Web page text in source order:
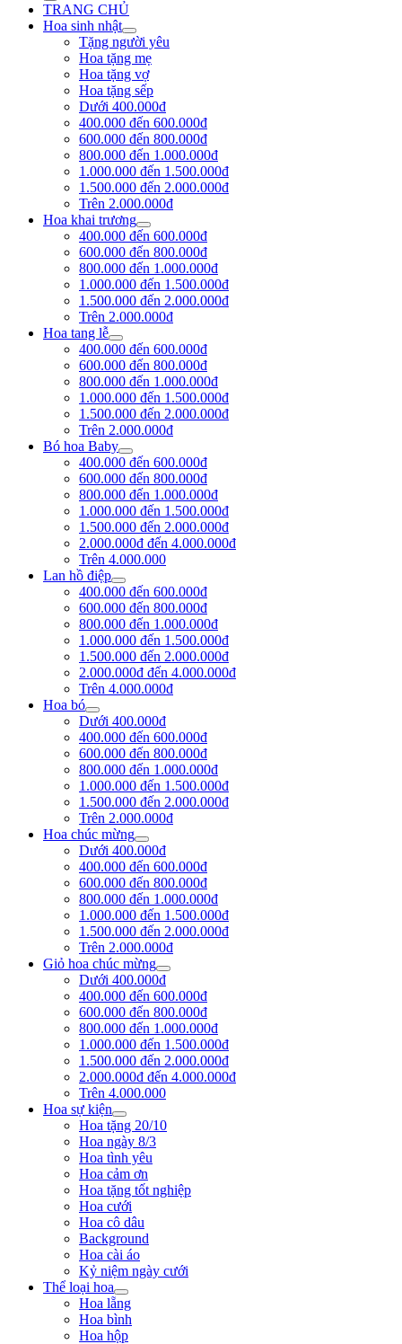
TRANG CHỦ
Hoa sinh nhật
Tặng người yêu
Hoa tặng mẹ
Hoa tặng vợ
Hoa tặng sếp
Dưới 400.000đ
400.000 đến 600.000đ
600.000 đến 800.000đ
800.000 đến 1.000.000đ
1.000.000 đến 1.500.000đ
1.500.000 đến 2.000.000đ
Trên 2.000.000đ
Hoa khai trương
400.000 đến 600.000đ
600.000 đến 800.000đ
800.000 đến 1.000.000đ
1.000.000 đến 1.500.000đ
1.500.000 đến 2.000.000đ
Trên 2.000.000đ
Hoa tang lễ
400.000 đến 600.000đ
600.000 đến 800.000đ
800.000 đến 1.000.000đ
1.000.000 đến 1.500.000đ
1.500.000 đến 2.000.000đ
Trên 2.000.000đ
Bó hoa Baby
400.000 đến 600.000đ
600.000 đến 800.000đ
800.000 đến 1.000.000đ
1.000.000 đến 1.500.000đ
1.500.000 đến 2.000.000đ
2.000.000đ đến 4.000.000đ
Trên 4.000.000
Lan hồ điệp
400.000 đến 600.000đ
600.000 đến 800.000đ
800.000 đến 1.000.000đ
1.000.000 đến 1.500.000đ
1.500.000 đến 2.000.000đ
2.000.000đ đến 4.000.000đ
Trên 4.000.000đ
Hoa bó
Dưới 400.000đ
400.000 đến 600.000đ
600.000 đến 800.000đ
800.000 đến 1.000.000đ
1.000.000 đến 1.500.000đ
1.500.000 đến 2.000.000đ
Trên 2.000.000đ
Hoa chúc mừng
Dưới 400.000đ
400.000 đến 600.000đ
600.000 đến 800.000đ
800.000 đến 1.000.000đ
1.000.000 đến 1.500.000đ
1.500.000 đến 2.000.000đ
Trên 2.000.000đ
Giỏ hoa chúc mừng
Dưới 400.000đ
400.000 đến 600.000đ
600.000 đến 800.000đ
800.000 đến 1.000.000đ
1.000.000 đến 1.500.000đ
1.500.000 đến 2.000.000đ
2.000.000đ đến 4.000.000đ
Trên 4.000.000
Hoa sự kiện
Hoa tặng 20/10
Hoa ngày 8/3
Hoa tình yêu
Hoa cảm ơn
Hoa tặng tốt nghiệp
Hoa cưới
Hoa cô dâu
Background
Hoa cài áo
Kỷ niệm ngày cưới
Thể loại hoa
Hoa lẵng
Hoa bình
Hoa hộp